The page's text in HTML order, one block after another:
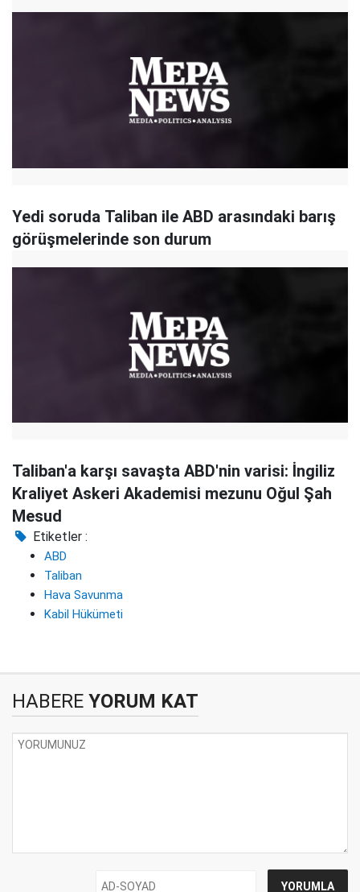
Yedi soruda Taliban ile ABD arasındaki barış
görüşmelerinde son durum
Taliban'a karşı savaşta ABD'nin varisi: İngiliz
Kraliyet Askeri Akademisi mezunu Oğul Şah
Mesud
Etiketler :
ABD
Taliban
Hava Savunma
Kabil Hükümeti
HABERE YORUM KAT